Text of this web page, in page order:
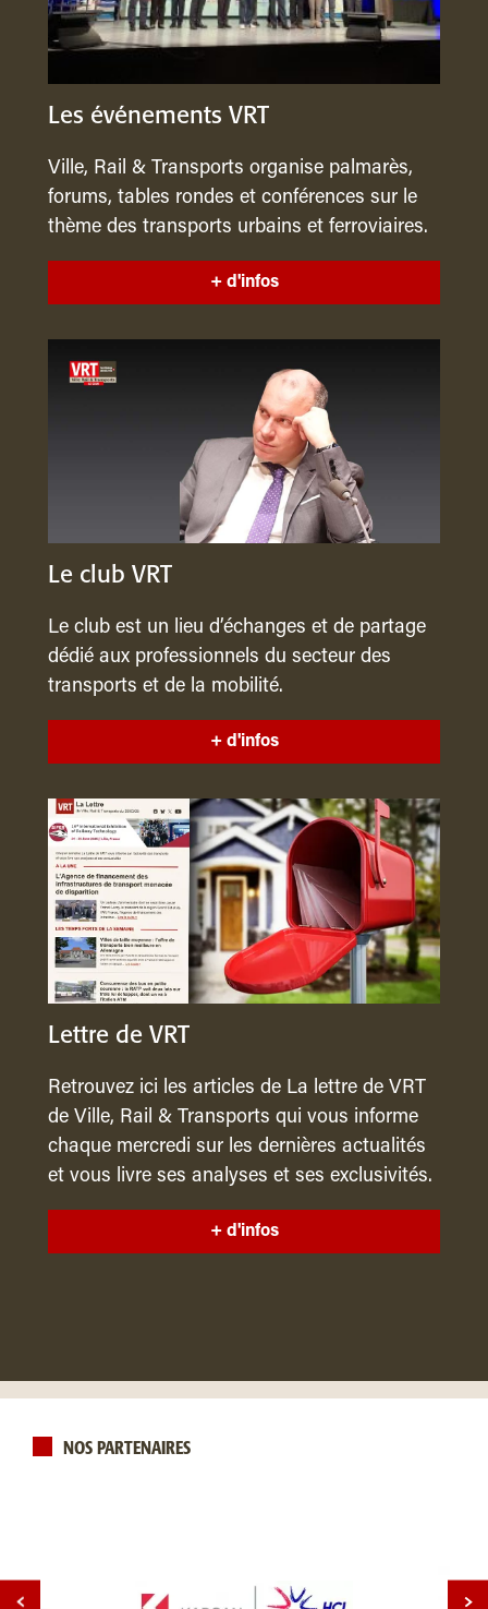
Les événements VRT
Ville, Rail & Transports organise palmarès,
forums, tables rondes et conférences sur le
thème des transports urbains et ferroviaires.
+ d'infos
Le club VRT
Le club est un lieu d’échanges et de partage
dédié aux professionnels du secteur des
transports et de la mobilité.
+ d'infos
Lettre de VRT
Retrouvez ici les articles de La lettre de VRT
de Ville, Rail & Transports qui vous informe
chaque mercredi sur les dernières actualités
et vous livre ses analyses et ses exclusivités.
+ d'infos
NOS PARTENAIRES